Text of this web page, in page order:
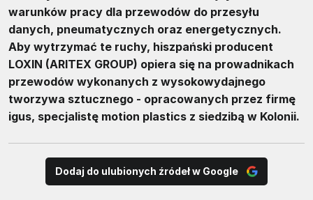
warunków pracy dla przewodów do przesyłu
danych, pneumatycznych oraz energetycznych.
Aby wytrzymać te ruchy, hiszpański producent
LOXIN (ARITEX GROUP) opiera się na prowadnikach
przewodów wykonanych z wysokowydajnego
tworzywa sztucznego - opracowanych przez firmę
igus, specjalistę motion plastics z siedzibą w Kolonii.
Dodaj do ulubionych źródeł w Google